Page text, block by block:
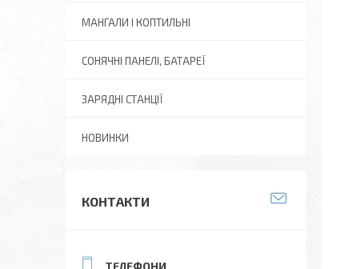
МАНГАЛИ І КОПТИЛЬНІ
СОНЯЧНІ ПАНЕЛІ, БАТАРЕЇ
ЗАРЯДНІ СТАНЦІЇ
НОВИНКИ
КОНТАКТИ